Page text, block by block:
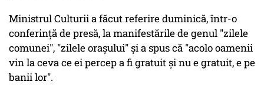
Ministrul Culturii a făcut referire duminică, într-o
conferinţă de presă, la manifestările de genul "zilele
comunei", "zilele oraşului" şi a spus că "acolo oamenii
vin la ceva ce ei percep a fi gratuit şi nu e gratuit, e pe
banii lor".